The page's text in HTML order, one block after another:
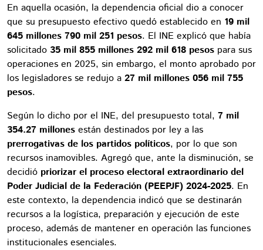
En aquella ocasión, la dependencia oficial dio a conocer
que su presupuesto efectivo quedó establecido en 19 mil
645 millones 790 mil 251 pesos. El INE explicó que había
solicitado 35 mil 855 millones 292 mil 618 pesos para sus
operaciones en 2025, sin embargo, el monto aprobado por
los legisladores se redujo a 27 mil millones 056 mil 755
pesos.
Según lo dicho por el INE, del presupuesto total, 7 mil
354.27 millones están destinados por ley a las
prerrogativas de los partidos políticos, por lo que son
recursos inamovibles. Agregó que, ante la disminución, se
decidió priorizar el proceso electoral extraordinario del
Poder Judicial de la Federación (PEEPJF) 2024-2025. En
este contexto, la dependencia indicó que se destinarán
recursos a la logística, preparación y ejecución de este
proceso, además de mantener en operación las funciones
institucionales esenciales.